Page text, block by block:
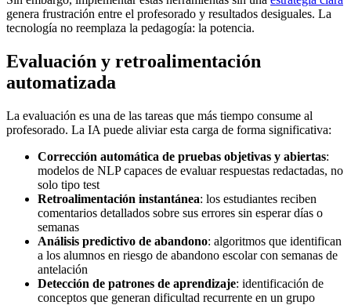
genera frustración entre el profesorado y resultados desiguales. La
tecnología no reemplaza la pedagogía: la potencia.
Evaluación y retroalimentación
automatizada
La evaluación es una de las tareas que más tiempo consume al
profesorado. La IA puede aliviar esta carga de forma significativa:
Corrección automática de pruebas objetivas y abiertas:
modelos de NLP capaces de evaluar respuestas redactadas, no
solo tipo test
Retroalimentación instantánea: los estudiantes reciben
comentarios detallados sobre sus errores sin esperar días o
semanas
Análisis predictivo de abandono: algoritmos que identifican
a los alumnos en riesgo de abandono escolar con semanas de
antelación
Detección de patrones de aprendizaje: identificación de
conceptos que generan dificultad recurrente en un grupo